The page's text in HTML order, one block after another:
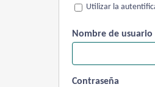
Utilizar la
Nombre de usuario
Contraseña